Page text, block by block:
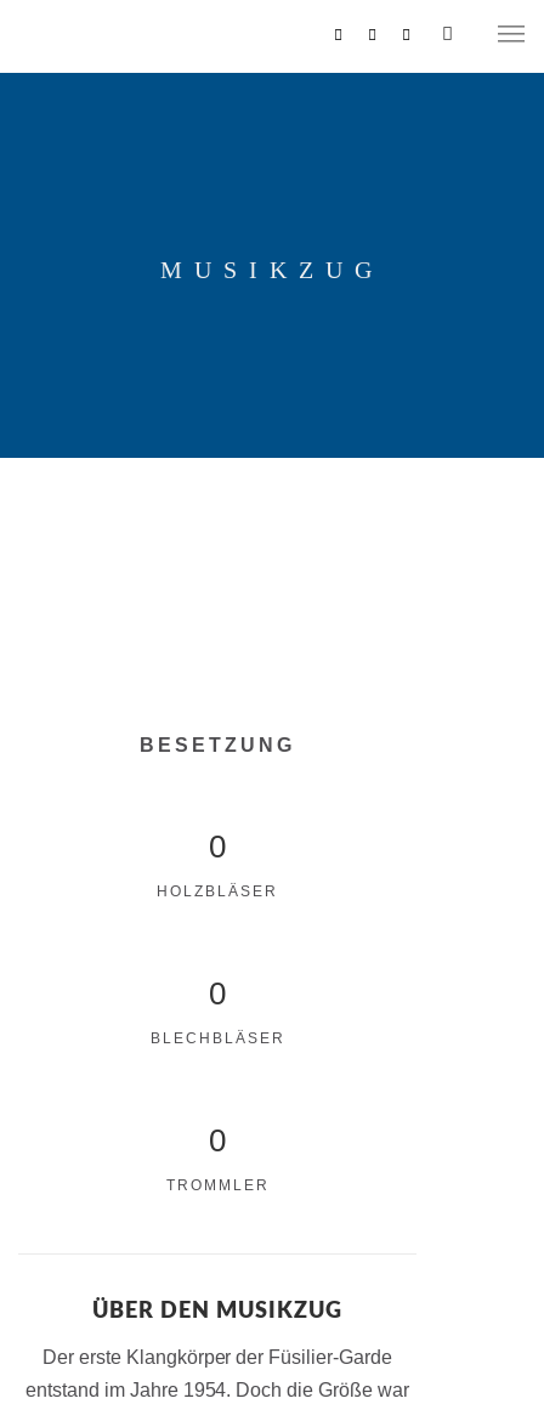
MUSIKZUG
BESETZUNG
0
HOLZBLÄSER
0
BLECHBLÄSER
0
TROMMLER
ÜBER DEN MUSIKZUG
Der erste Klangkörper der Füsilier-Garde
entstand im Jahre 1954. Doch die Größe war